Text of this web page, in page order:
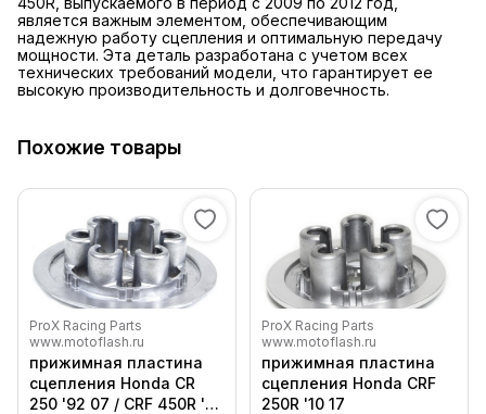
является важным элементом, обеспечивающим
надежную работу сцепления и оптимальную передачу
мощности. Эта деталь разработана с учетом всех
технических требований модели, что гарантирует ее
высокую производительность и долговечность.
Похожие товары
ProX Racing Parts
www.motoflash.ru
прижимная пластина
сцепления Honda CR
250 '92 07 / CRF 450R '02
ProX Racing Parts
www.motoflash.ru
прижимная пластина
сцепления Honda CRF
250R '10 17